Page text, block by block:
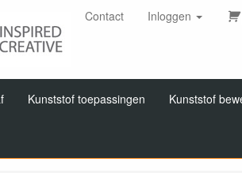
Contact Inloggen
Kunststof toepassingen Kunststof